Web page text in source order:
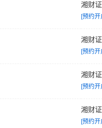
湘财
[预约开
湘财
[预约开
湘财
[预约开
湘财
[预约开